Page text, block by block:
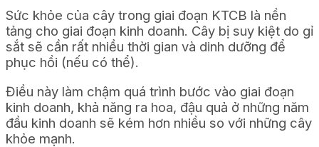
Sức khỏe của cây trong giai đoạn KTCB là nền
tảng cho giai đoạn kinh doanh. Cây bị suy kiệt do gỉ
sắt sẽ cần rất nhiều thời gian và dinh dưỡng để
phục hồi (nếu có thể).
Điều này làm chậm quá trình bước vào giai đoạn
kinh doanh, khả năng ra hoa, đậu quả ở những năm
đầu kinh doanh sẽ kém hơn nhiều so với những cây
khỏe mạnh.